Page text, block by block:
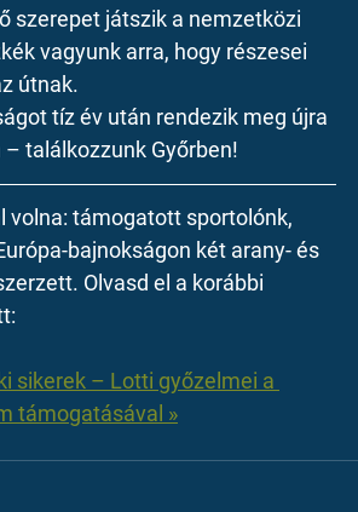
szerepet játszik a nemzetközi
vagyunk arra, hogy részesei
útnak.
tíz év után rendezik meg újra
– találkozzunk Győrben!
volna: támogatott sportolónk,
bajnokságon két arany- és
Olvasd el a korábbi
sikerek – Lotti győzelmei a
támogatásával »